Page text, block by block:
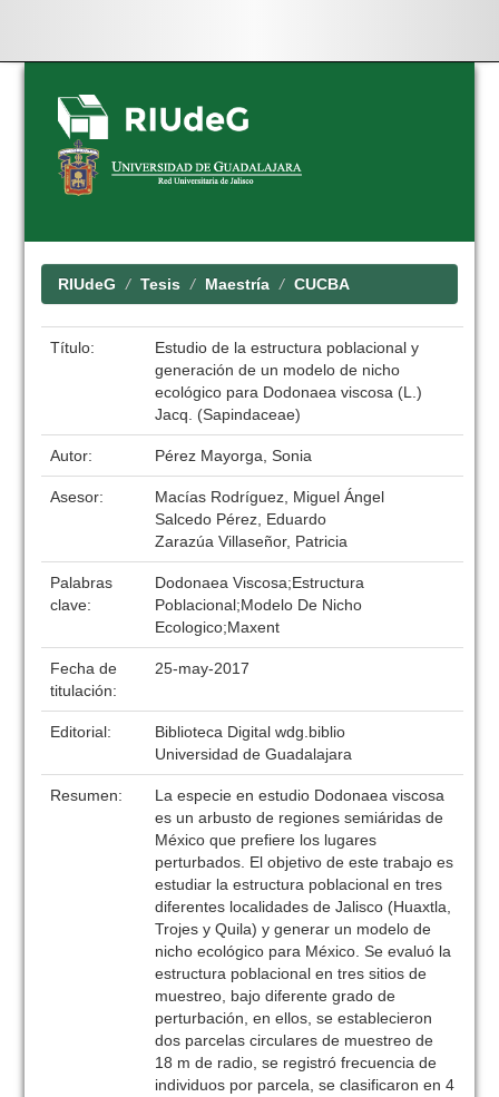
Skip
navigation
RIUdeG Tesis Maestría CUCBA
Título:
Estudio de la estructura poblacional y
generación de un modelo de nicho
ecológico para Dodonaea viscosa (L.)
Jacq. (Sapindaceae)
Autor: Pérez Mayorga, Sonia
Asesor:
Macías Rodríguez, Miguel Ángel
Salcedo Pérez, Eduardo
Zarazúa Villaseñor, Patricia
Palabras
clave:
Dodonaea Viscosa;Estructura
Poblacional;Modelo De Nicho
Ecologico;Maxent
Fecha de
titulación:
25-may-2017
Editorial:
Biblioteca Digital wdg.biblio
Universidad de Guadalajara
Resumen:
La especie en estudio Dodonaea viscosa
es un arbusto de regiones semiáridas de
México que prefiere los lugares
perturbados. El objetivo de este trabajo es
estudiar la estructura poblacional en tres
diferentes localidades de Jalisco (Huaxtla,
Trojes y Quila) y generar un modelo de
nicho ecológico para México. Se evaluó la
estructura poblacional en tres sitios de
muestreo, bajo diferente grado de
perturbación, en ellos, se establecieron
dos parcelas circulares de muestreo de
18 m de radio, se registró frecuencia de
individuos por parcela, se clasificaron en 4